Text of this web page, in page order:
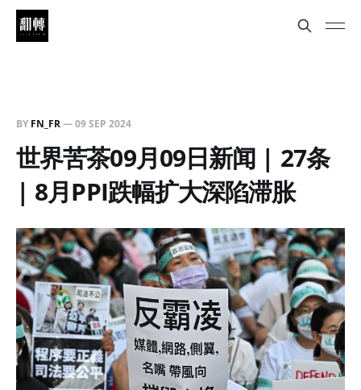
BY FN_FR—09 SEP 2024
世界苦茶09月09日新闻 | 27条
| 8月PPI跌幅扩大深陷滞胀